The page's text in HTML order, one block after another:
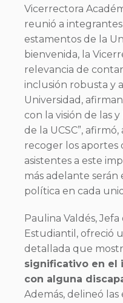
Vicerrectora
reunió a
estamentos de la
bienvenida, la
relevancia de
inclusión robusta y
Universidad,
con la visión de las
de la UCSC”,
recoger los aportes
asistentes a este
más adelante serán
política en cada
Paulina Valdés,
Estudiantil, ofreció
detallada que
significativo en el
con alguna
Además, delineó